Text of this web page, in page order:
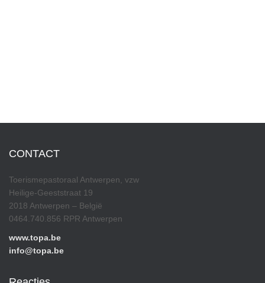
CONTACT
Toerismepastoraal Antwerpen, vzw
Heilige-Geeststraat 19
2018 Antwerpen – België
0464.740.856 RPR Antwerpen
www.topa.be
info@topa.be